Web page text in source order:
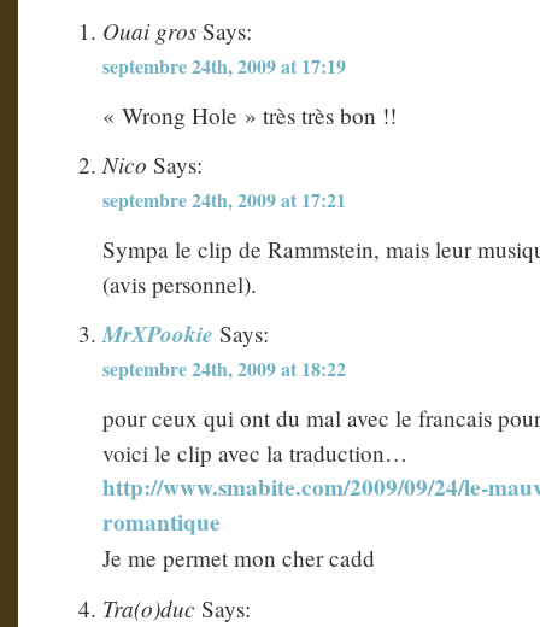
Ouai gros Says:
septembre 24th, 2009 at 17:19
« Wrong Hole » très très bon !!
Nico Says:
septembre 24th, 2009 at 17:21
Sympa le clip de Rammstein, mais leur
(avis personnel).
MrXPookie Says:
septembre 24th, 2009 at 18:22
pour ceux qui ont du mal avec le francais
voici le clip avec la traduction…
http://www.smabite.com/2009/09/24/le-
romantique
Je me permet mon cher cadd
Tra(o)duc Says: